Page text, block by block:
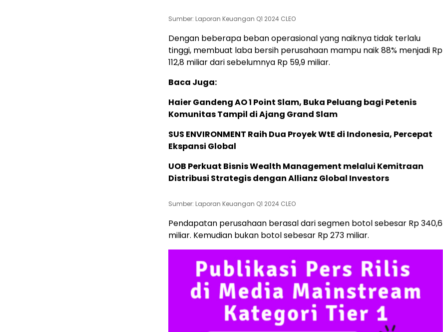
Sumber: Laporan Keuangan Q1 2024 CLEO
Dengan beberapa beban operasional yang naiknya tidak terlalu
tinggi, membuat laba bersih perusahaan mampu naik 88% menjadi Rp
112,8 miliar dari sebelumnya Rp 59,9 miliar.
Baca Juga:
Haier Gandeng AO 1 Point Slam, Buka Peluang bagi Petenis
Komunitas Tampil di Ajang Grand Slam
SUS ENVIRONMENT Raih Dua Proyek WtE di Indonesia, Percepat
Ekspansi Global
UOB Perkuat Bisnis Wealth Management melalui Kemitraan
Distribusi Strategis dengan Allianz Global Investors
Sumber: Laporan Keuangan Q1 2024 CLEO
Pendapatan perusahaan berasal dari segmen botol sebesar Rp 340,6
miliar. Kemudian bukan botol sebesar Rp 273 miliar.